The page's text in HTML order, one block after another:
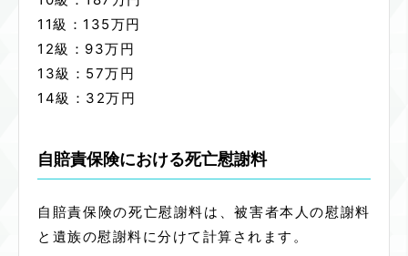
11級： 135万円
12級： 93万円
13級： 57万円
14級： 32万円
自賠責保険における死亡慰謝料
自賠責保険の死亡慰謝料は、被害者本人の慰謝料
と遺族の慰謝料に分けて計算されます。